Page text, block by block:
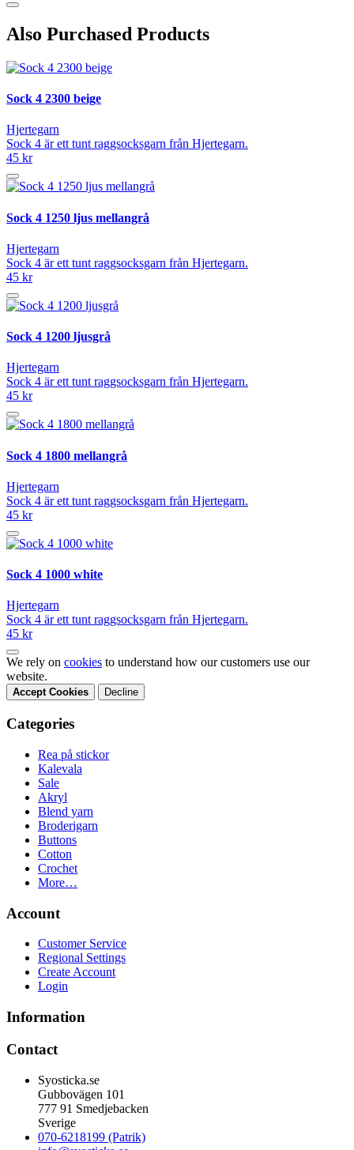
Also Purchased Products
Sock 4 2300 beige
Hjertegarn
Sock 4 är ett tunt raggsocksgarn från Hjertegarn.
45 kr
Sock 4 1250 ljus mellangrå
Hjertegarn
Sock 4 är ett tunt raggsocksgarn från Hjertegarn.
45 kr
Sock 4 1200 ljusgrå
Hjertegarn
Sock 4 är ett tunt raggsocksgarn från Hjertegarn.
45 kr
Sock 4 1800 mellangrå
Hjertegarn
Sock 4 är ett tunt raggsocksgarn från Hjertegarn.
45 kr
Sock 4 1000 white
Hjertegarn
Sock 4 är ett tunt raggsocksgarn från Hjertegarn.
45 kr
We rely on cookies to understand how our customers use our
website.
Accept Cookies Decline
Categories
Rea på stickor
Kalevala
Sale
Akryl
Blend yarn
Broderigarn
Buttons
Cotton
Crochet
More…
Account
Customer Service
Regional Settings
Create Account
Login
Information
Contact
Syosticka.se
Gubbovägen 101
777 91 Smedjebacken
Sverige
070-6218199 (Patrik)